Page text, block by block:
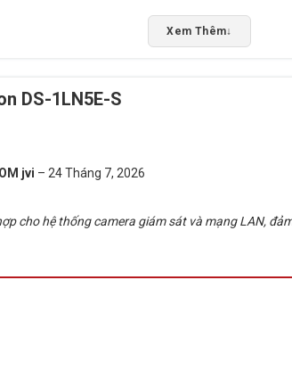
xuất)
thiết bị mạng.
Xem Thêm↓
DS-1LN5E-S
jvi – 24 Tháng 7, 2026
cho hệ thống camera giám sát và mạng LAN,